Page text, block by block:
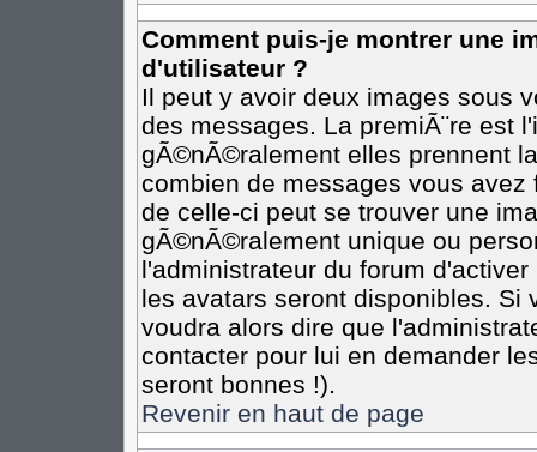
Comment puis-je montrer une
d'utilisateur ?
Il peut y avoir deux images sous
des messages. La premiÃ¨re est
gÃ©nÃ©ralement elles prennent
combien de messages vous
de celle-ci peut se trouver une
gÃ©nÃ©ralement unique ou
l'administrateur du forum
les avatars seront disponibles. Si
voudra alors dire que
contacter pour lui en demander
seront bonnes !).
Revenir en haut de page